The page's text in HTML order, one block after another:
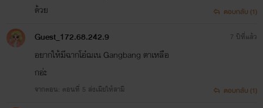
ด้วย
ตอบกลับ (1)
Guest_172.68.242.9
อยากให้มีฉากโอ๋ฌเน Gangbang ตาเหลือ
กอ่ะ
จากตอน: ตอนที่ 5 ส่งเมียให้สามี
7 ปีที่แล้ว
ตอบกลับ (1)